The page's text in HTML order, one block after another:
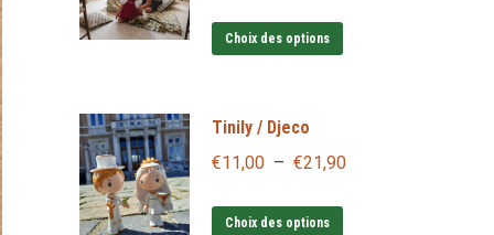
Choix des options
variations.
Tinily / Djeco
€11,00 – €21,90Plage
Choix des options